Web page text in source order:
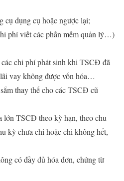
cụ dụng cụ hoặc ngược lại;
phí viết các phần mềm quản lý…)
chi phí phát sinh khi TSCĐ đã
vay không được vốn hóa…
thay thế cho các TSCĐ cũ
lớn TSCĐ theo kỳ hạn, theo chu
kỳ chưa chi hoặc chi không hết,
có đầy đủ hóa đơn, chứng từ